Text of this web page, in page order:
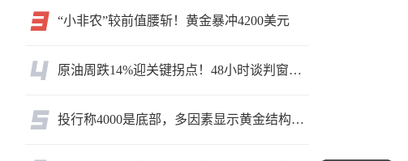
“小非农”较前值腰斩！黄金暴冲4200美元
原油周跌14%迎关键拐点！48小时谈判窗口，暗藏行情变数
投行称4000是底部，多因素显示黄金结构性机会显现